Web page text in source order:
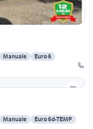
Manuale
Euro 6
Manuale Euro 6d-TEMP